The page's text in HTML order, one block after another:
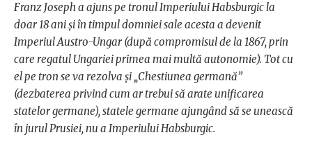
Franz Joseph a ajuns pe tronul Imperiului Habsburgic la
doar 18 ani și în timpul domniei sale acesta a devenit
Imperiul Austro-Ungar (după compromisul de la 1867, prin
care regatul Ungariei primea mai multă autonomie). Tot cu
el pe tron se va rezolva și „Chestiunea germană”
(dezbaterea privind cum ar trebui să arate unificarea
statelor germane), statele germane ajungând să se unească
în jurul Prusiei, nu a Imperiului Habsburgic.